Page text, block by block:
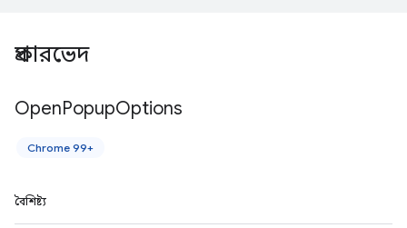
প্রকারভেদ
OpenPopupOptions
Chrome 99+
বৈশিষ্ট্য